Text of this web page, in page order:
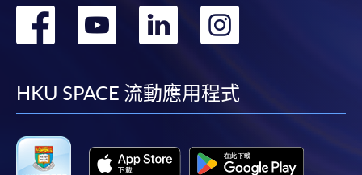
轉
facebook
轉
youtube
轉
linkedin
HKU SPACE 流動應用程式